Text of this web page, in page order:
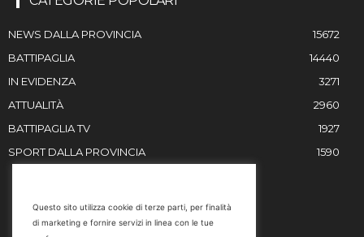
NEWS DALLA PROVINCIA
15672
BATTIPAGLIA
14440
IN EVIDENZA
3271
ATTUALITÀ
2960
BATTIPAGLIA TV
1927
SPORT DALLA PROVINCIA
1590
Questo sito utilizza cookie di terze parti, per finalità
di marketing e fornire servizi in linea con le tue